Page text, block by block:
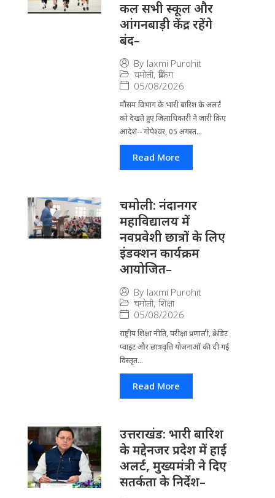
कल सभी स्कूल और
आंगनबाड़ी केंद्र रहेंगे
बंद–
By laxmi Purohit
चमोली, ब्रेकिंग
05/08/2026
मौसम विभाग के भारी बारिश के अलर्ट
को देखते हुए जिला​धिकारी ने जारी किए
आदेश-- गोपेश्वर, 05 अगस्त...
Read More
चमोली: नंदानगर
महाविद्यालय में
नवप्रवेशी छात्रों के लिए
इंडक्शन कार्यक्रम
आयोजित–
By laxmi Purohit
चमोली, शिक्षा
05/08/2026
राष्ट्रीय शिक्षा नीति, परीक्षा प्रणाली, क्रेडिट
प्वाइंट और छात्रवृत्ति योजनाओं की दी गई
विस्तृत...
Read More
उत्तराखंड: भारी बारिश
के मद्देनजर प्रदेश में हाई
अलर्ट, मुख्यमंत्री ने दिए
सतर्कता के निर्देश–